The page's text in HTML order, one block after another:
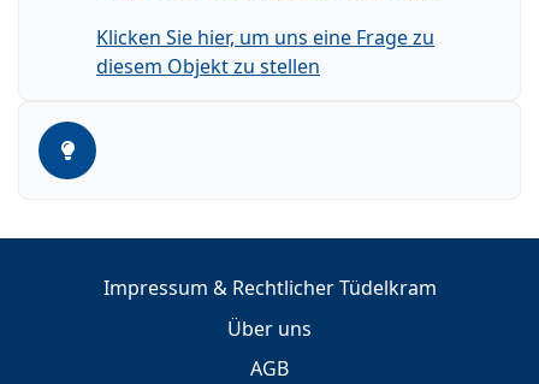
Klicken Sie hier, um uns eine Frage zu
diesem Objekt zu stellen
Impressum & Rechtlicher Tüdelkram
Über uns
AGB